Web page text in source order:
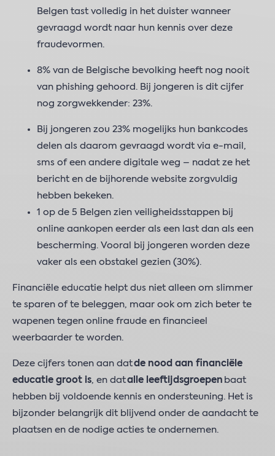
Belgen tast volledig in het duister wanneer
gevraagd wordt naar hun kennis over deze
fraudevormen.
8% van de Belgische bevolking heeft nog nooit
van phishing gehoord. Bij jongeren is dit cijfer
nog zorgwekkender: 23%.
Bij jongeren zou 23% mogelijks hun bankcodes
delen als daarom gevraagd wordt via e-mail,
sms of een andere digitale weg – nadat ze het
bericht en de bijhorende website zorgvuldig
hebben bekeken.
1 op de 5 Belgen zien veiligheidsstappen bij
online aankopen eerder als een last dan als een
bescherming. Vooral bij jongeren worden deze
vaker als een obstakel gezien (30%).
Financiële educatie helpt dus niet alleen om slimmer
te sparen of te beleggen, maar ook om zich beter te
wapenen tegen online fraude en financieel
weerbaarder te worden.
Deze cijfers tonen aan datde nood aan financiële
educatie groot is, en datalle leeftijdsgroepen baat
hebben bij voldoende kennis en ondersteuning. Het is
bijzonder belangrijk dit blijvend onder de aandacht te
plaatsen en de nodige acties te ondernemen.